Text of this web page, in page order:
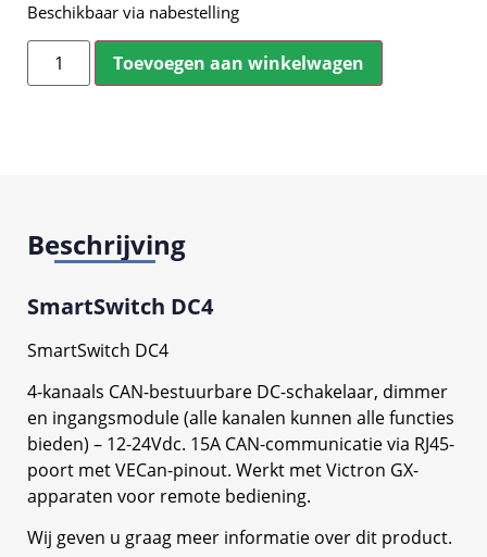
Beschikbaar via nabestelling
Toevoegen aan winkelwagen
Beschrijving
SmartSwitch DC4
SmartSwitch DC4
4-kanaals CAN-bestuurbare DC-schakelaar, dimmer
en ingangsmodule (alle kanalen kunnen alle functies
bieden) – 12-24Vdc. 15A CAN-communicatie via RJ45-
poort met VECan-pinout. Werkt met Victron GX-
apparaten voor remote bediening.
Wij geven u graag meer informatie over dit product.